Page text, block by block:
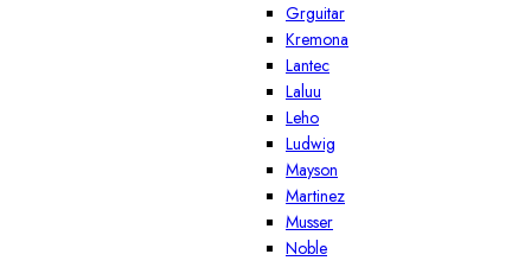
Grguitar
Kremona
Lantec
Laluu
Leho
Ludwig
Mayson
Martinez
Musser
Noble